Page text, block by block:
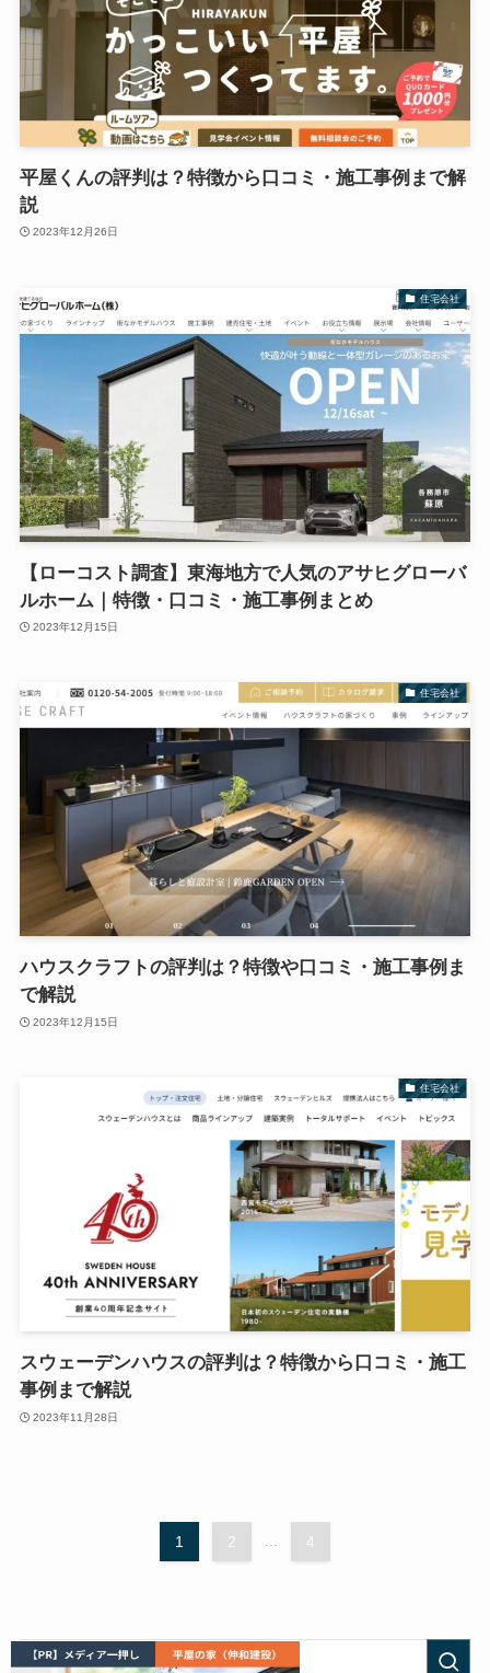
平屋くんの評判は？特徴から口コミ・施工事例まで解
説
2023年12月26日
住宅会社
【ローコスト調査】東海地方で人気のアサヒグローバ
ルホーム｜特徴・口コミ・施工事例まとめ
2023年12月15日
住宅会社
ハウスクラフトの評判は？特徴や口コミ・施工事例ま
で解説
2023年12月15日
住宅会社
スウェーデンハウスの評判は？特徴から口コミ・施工
事例まで解説
2023年11月28日
1 2 ... 4